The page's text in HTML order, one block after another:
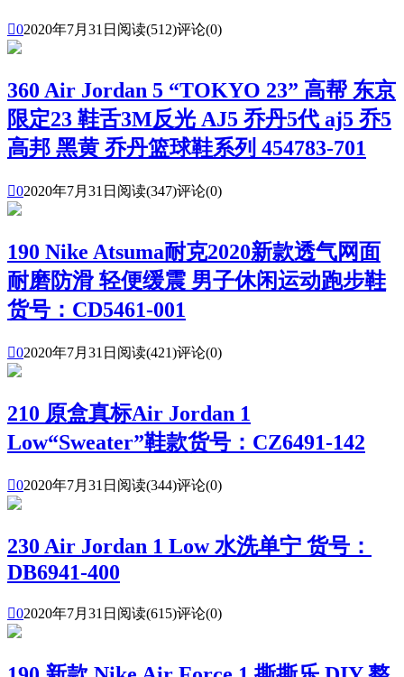
02020年7月31日 阅读(512)评论(0)
360 Air Jordan 5 “TOKYO 23” 高帮 东京
限定23 鞋舌3M反光 AJ5 乔丹5代 aj5 乔5
高邦 黑黄 乔丹篮球鞋系列 454783-701
02020年7月31日 阅读(347)评论(0)
190 Nike Atsuma耐克2020新款透气网面
耐磨防滑 轻便缓震 男子休闲运动跑步鞋
货号：CD5461-001
02020年7月31日 阅读(421)评论(0)
210 原盒真标Air Jordan 1
Low“Sweater”鞋款货号：CZ6491-142
02020年7月31日 阅读(344)评论(0)
230 Air Jordan 1 Low 水洗单宁 货号：
DB6941-400
02020年7月31日 阅读(615)评论(0)